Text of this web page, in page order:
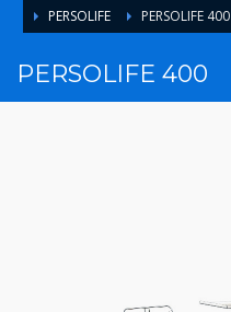
PERSOLIFE
PERSOLIFE 400
PERSOLIFE 400